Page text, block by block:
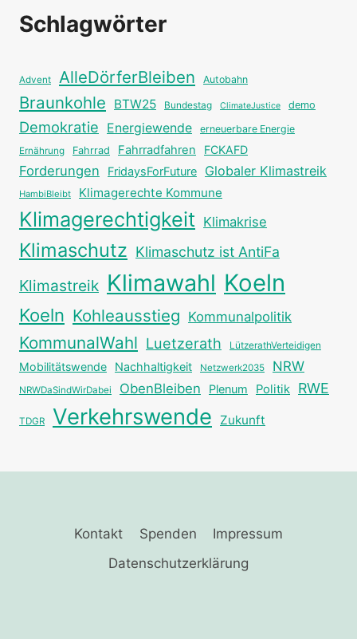
Schlagwörter
Advent AlleDörferBleiben Autobahn
Braunkohle BTW25 Bundestag ClimateJustice demo
Demokratie Energiewende erneuerbare Energie
Ernährung Fahrrad Fahrradfahren FCKAFD
Forderungen FridaysForFuture Globaler Klimastreik
HambiBleibt Klimagerechte Kommune
Klimagerechtigkeit Klimakrise
Klimaschutz Klimaschutz ist AntiFa
Klimastreik Klimawahl Koeln
Koeln Kohleausstieg Kommunalpolitik
KommunalWahl Luetzerath LützerathVerteidigen
Mobilitätswende Nachhaltigkeit Netzwerk2035 NRW
NRWDaSindWirDabei ObenBleiben Plenum Politik RWE
TDGR Verkehrswende Zukunft
Kontakt Spenden
Impressum
Datenschutzerklärung